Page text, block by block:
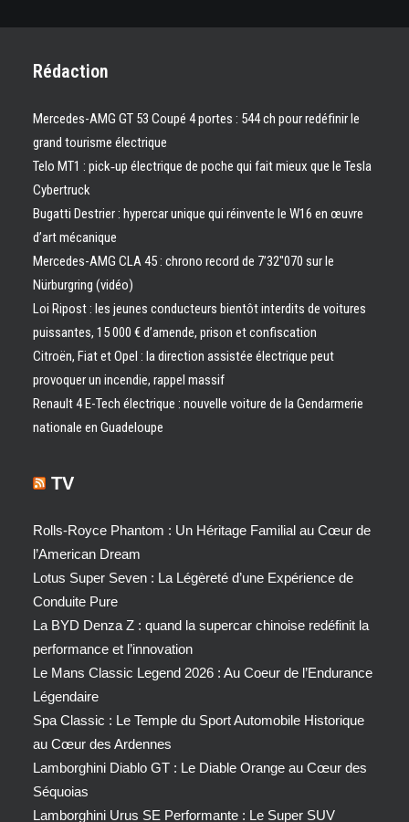
Rédaction
Mercedes-AMG GT 53 Coupé 4 portes : 544 ch pour redéfinir le
grand tourisme électrique
Telo MT1 : pick‑up électrique de poche qui fait mieux que le Tesla
Cybertruck
Bugatti Destrier : hypercar unique qui réinvente le W16 en œuvre
d’art mécanique
Mercedes-AMG CLA 45 : chrono record de 7’32″070 sur le
Nürburgring (vidéo)
Loi Ripost : les jeunes conducteurs bientôt interdits de voitures
puissantes, 15 000 € d’amende, prison et confiscation
Citroën, Fiat et Opel : la direction assistée électrique peut
provoquer un incendie, rappel massif
Renault 4 E-Tech électrique : nouvelle voiture de la Gendarmerie
nationale en Guadeloupe
TV
Rolls-Royce Phantom : Un Héritage Familial au Cœur de
l’American Dream
Lotus Super Seven : La Légèreté d’une Expérience de
Conduite Pure
La BYD Denza Z : quand la supercar chinoise redéfinit la
performance et l’innovation
Le Mans Classic Legend 2026 : Au Coeur de l’Endurance
Légendaire
Spa Classic : Le Temple du Sport Automobile Historique
au Cœur des Ardennes
Lamborghini Diablo GT : Le Diable Orange au Cœur des
Séquoias
Lamborghini Urus SE Performante : Le Super SUV